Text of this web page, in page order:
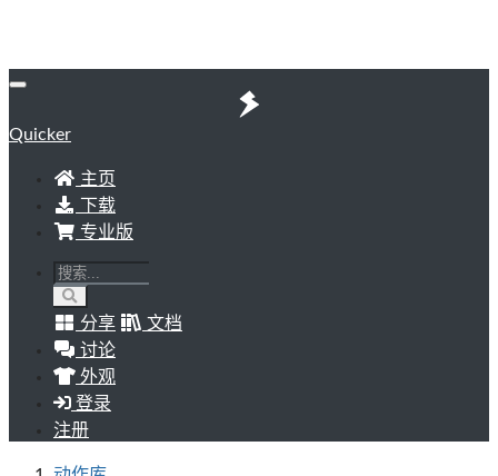
Quicker
主页
下载
专业版
分享
文档
讨论
外观
登录
注册